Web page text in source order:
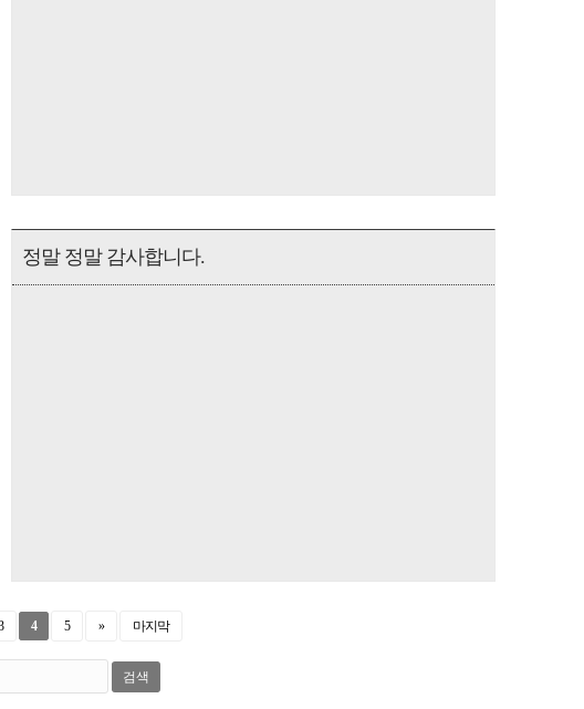
정말 정말 감사합니다.
4 5 » 마지막
검색